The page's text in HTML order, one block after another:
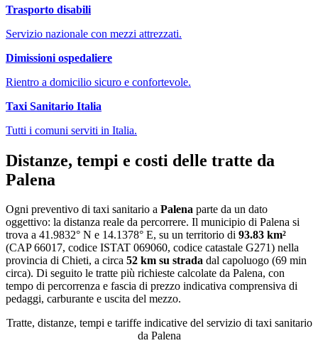
Trasporto disabili
Servizio nazionale con mezzi attrezzati.
Dimissioni ospedaliere
Rientro a domicilio sicuro e confortevole.
Taxi Sanitario Italia
Tutti i comuni serviti in Italia.
Distanze, tempi e costi delle tratte da
Palena
Ogni preventivo di taxi sanitario a Palena parte da un dato
oggettivo: la distanza reale da percorrere. Il municipio di Palena si
trova a 41.9832° N e 14.1378° E, su un territorio di 93.83 km²
(CAP66017, codice ISTAT 069060, codice catastale G271) nella
provincia di Chieti, a circa 52 km su strada dal capoluogo (69 min
circa). Di seguito le tratte più richieste calcolate da Palena, con
tempo di percorrenza e fascia di prezzo indicativa comprensiva di
pedaggi, carburante e uscita del mezzo.
Tratte, distanze, tempi e tariffe indicative del servizio di taxi sanitario
da Palena